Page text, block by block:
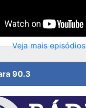
Veja mais episódios
90.3